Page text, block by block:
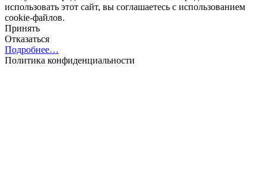
использовать этот сайт, вы соглашаетесь с использованием
cookie-файлов.
Принять
Отказаться
Подробнее…
Политика конфиденциальности